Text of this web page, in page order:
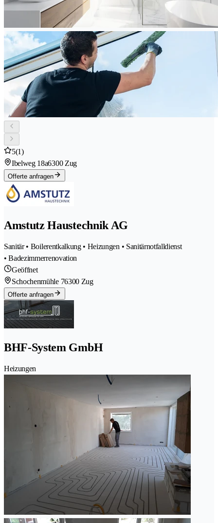
5(1)
Ibelweg 18a6300 Zug
Offerte anfragen
Amstutz Haustechnik AG
Sanitär • Boilerentkalkung • Heizungen • Sanitärnotfalldienst
• Badezimmerrenovation
Geöffnet
Schochenmühle 76300 Zug
Offerte anfragen
BHF-System GmbH
Heizungen